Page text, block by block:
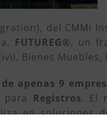
del CMMi
FUTUREG®, un
Bienes Muebles,
apenas 9
Registros. El
en soluciones